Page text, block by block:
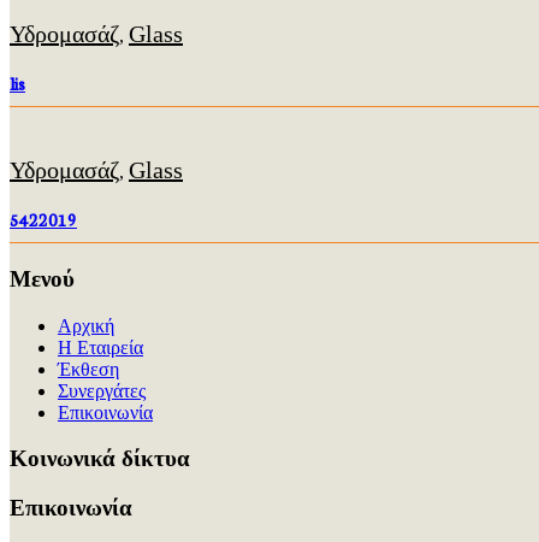
Υδρομασάζ, Glass
lis
Υδρομασάζ, Glass
5422019
Μενού
Αρχική
Η Εταιρεία
Έκθεση
Συνεργάτες
Επικοινωνία
Kοινωνικά δίκτυα
Επικοινωνία